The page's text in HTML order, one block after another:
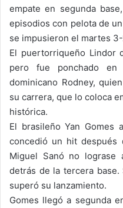
empate en segunda
episodios con pelota de
se impusieron el martes
El puertorriqueño Lindor
pero fue ponchado
dominicano Rodney,
su carrera, que lo coloca
histórica.
El brasileño Yan
concedió un hit después
Miguel Sanó no lograse
detrás de la tercera
superó su lanzamiento.
Gomes llegó a segunda